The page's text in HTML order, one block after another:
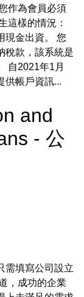
作為會員必須
這樣的情況：
現金出資。 您
稅款，該系統是
自2021年1月
供帳戶資訊...
and
- 公
需填寫公司設立
，成功的企業